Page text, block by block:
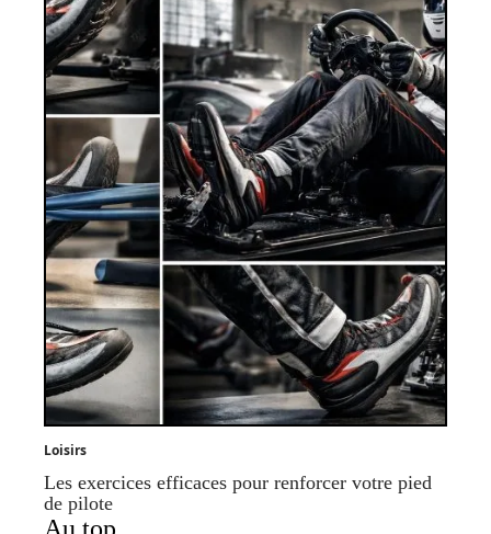
Loisirs
Les exercices efficaces pour renforcer votre pied
de pilote
Au top